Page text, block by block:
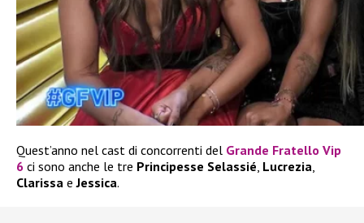
Quest’anno nel cast di concorrenti del Grande Fratello Vip
6 ci sono anche le tre Principesse Selassié, Lucrezia,
Clarissa eJessica.